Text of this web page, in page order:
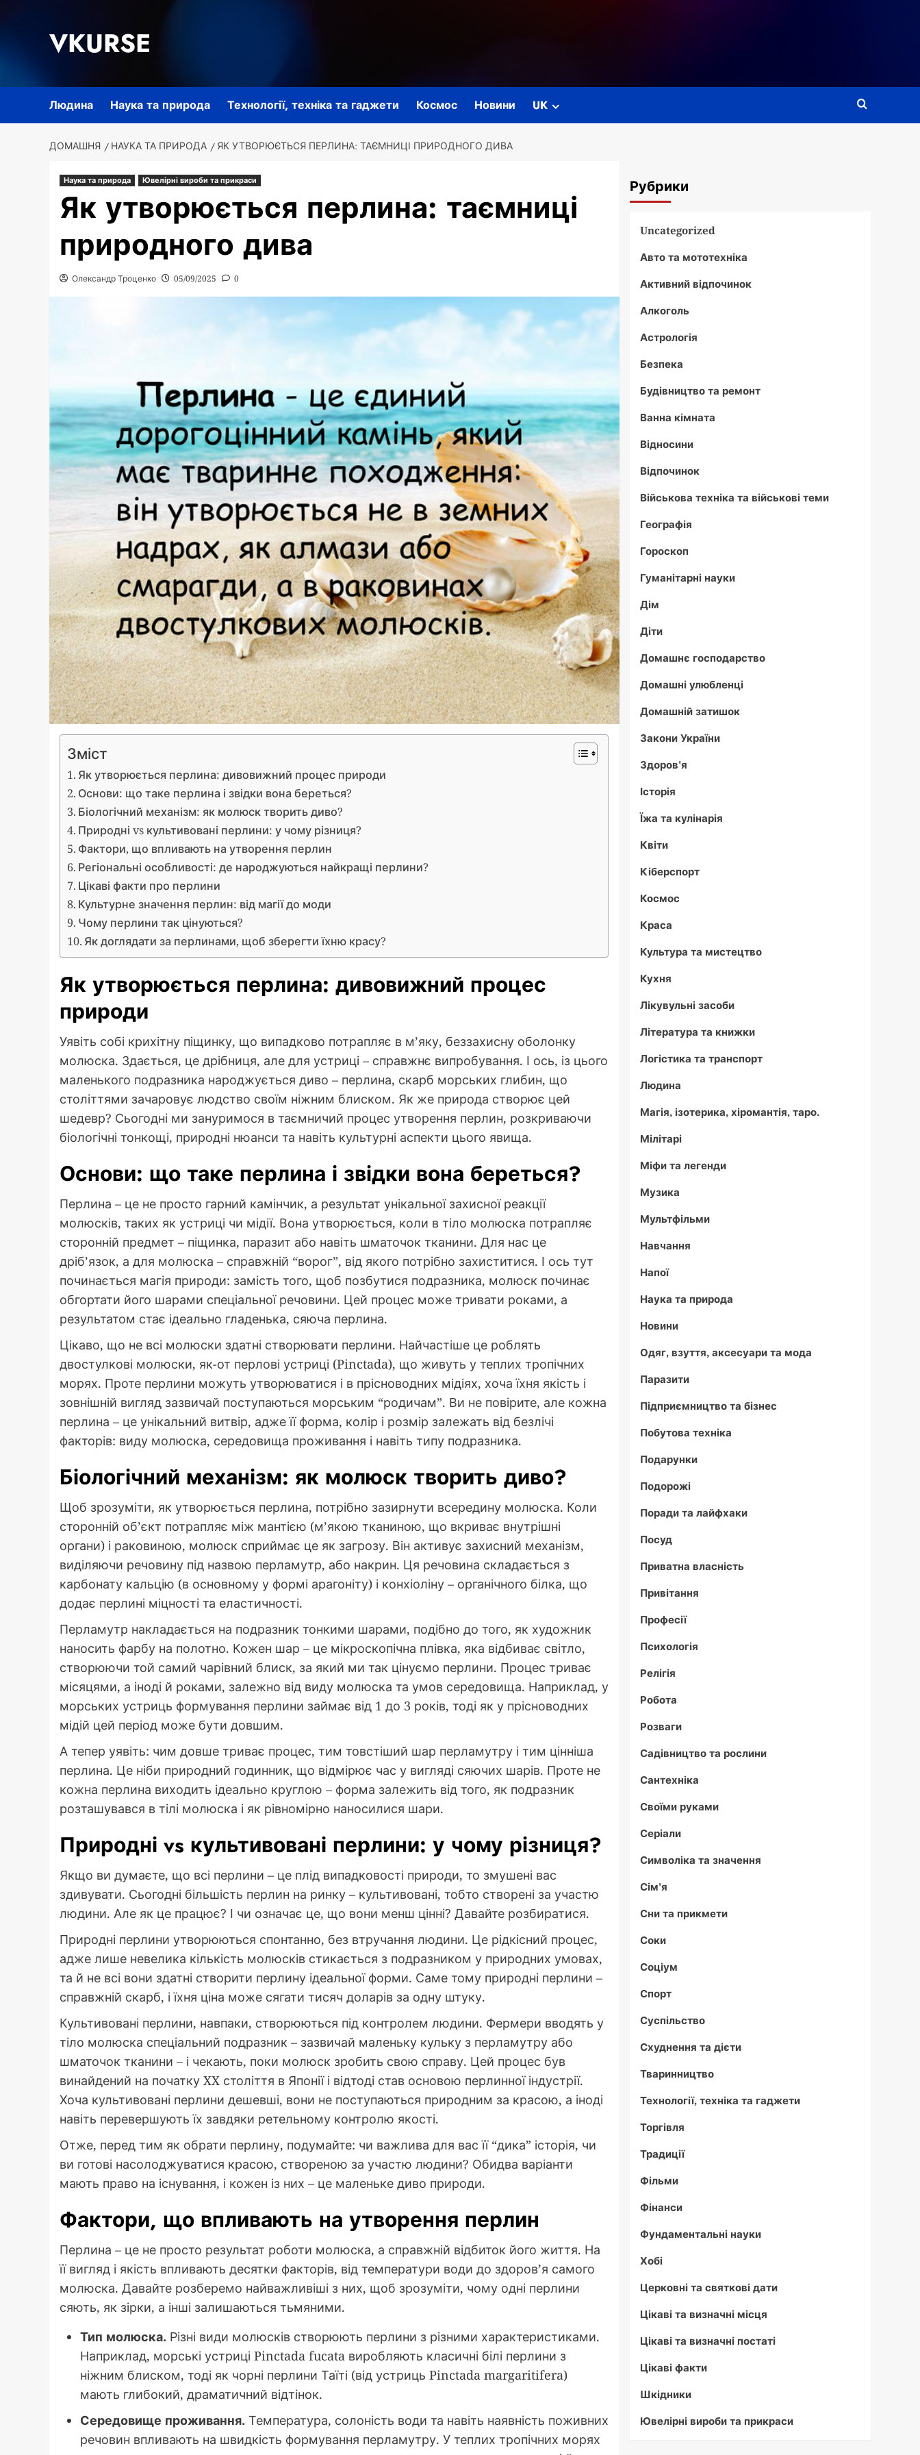
VKURSE
Людина Наука та природа Технології, техніка та гаджети Космос Новини UK
ДОМАШНЯ НАУКА ТА ПРИРОДА ЯК УТВОРЮЄТЬСЯ ПЕРЛИНА: ТАЄМНИЦІ ПРИРОДНОГО ДИВА
Наука та природа Ювелірні вироби та прикраси
Як утворюється перлина: таємниці
природного дива
Олександр Троценко 05/09/2025 0
Зміст
Як утворюється перлина: дивовижний процес природи
Основи: що таке перлина і звідки вона береться?
Біологічний механізм: як молюск творить диво?
Природні vs культивовані перлини: у чому різниця?
Фактори, що впливають на утворення перлин
Регіональні особливості: де народжуються найкращі перлини?
Цікаві факти про перлини
Культурне значення перлин: від магії до моди
Чому перлини так цінуються?
Як доглядати за перлинами, щоб зберегти їхню красу?
Як утворюється перлина: дивовижний процес
природи
Уявіть собі крихітну піщинку, що випадково потрапляє в м’яку, беззахисну оболонку
молюска. Здається, це дрібниця, але для устриці – справжнє випробування. І ось, із цього
маленького подразника народжується диво – перлина, скарб морських глибин, що
століттями зачаровує людство своїм ніжним блиском. Як же природа створює цей
шедевр? Сьогодні ми зануримося в таємничий процес утворення перлин, розкриваючи
біологічні тонкощі, природні нюанси та навіть культурні аспекти цього явища.
Основи: що таке перлина і звідки вона береться?
Перлина – це не просто гарний камінчик, а результат унікальної захисної реакції
молюсків, таких як устриці чи мідії. Вона утворюється, коли в тіло молюска потрапляє
сторонній предмет – піщинка, паразит або навіть шматочок тканини. Для нас це
дріб’язок, а для молюска – справжній “ворог”, від якого потрібно захиститися. І ось тут
починається магія природи: замість того, щоб позбутися подразника, молюск починає
обгортати його шарами спеціальної речовини. Цей процес може тривати роками, а
результатом стає ідеально гладенька, сяюча перлина.
Цікаво, що не всі молюски здатні створювати перлини. Найчастіше це роблять
двостулкові молюски, як-от перлові устриці (Pinctada), що живуть у теплих тропічних
морях. Проте перлини можуть утворюватися і в прісноводних мідіях, хоча їхня якість і
зовнішній вигляд зазвичай поступаються морським “родичам”. Ви не повірите, але кожна
перлина – це унікальний витвір, адже її форма, колір і розмір залежать від безлічі
факторів: виду молюска, середовища проживання і навіть типу подразника.
Біологічний механізм: як молюск творить диво?
Щоб зрозуміти, як утворюється перлина, потрібно зазирнути всередину молюска. Коли
сторонній об’єкт потрапляє між мантією (м’якою тканиною, що вкриває внутрішні
органи) і раковиною, молюск сприймає це як загрозу. Він активує захисний механізм,
виділяючи речовину під назвою перламутр, або накрин. Ця речовина складається з
карбонату кальцію (в основному у формі арагоніту) і конхіоліну – органічного білка, що
додає перлині міцності та еластичності.
Перламутр накладається на подразник тонкими шарами, подібно до того, як художник
наносить фарбу на полотно. Кожен шар – це мікроскопічна плівка, яка відбиває світло,
створюючи той самий чарівний блиск, за який ми так цінуємо перлини. Процес триває
місяцями, а іноді й роками, залежно від виду молюска та умов середовища. Наприклад, у
морських устриць формування перлини займає від 1 до 3 років, тоді як у прісноводних
мідій цей період може бути довшим.
А тепер уявіть: чим довше триває процес, тим товстіший шар перламутру і тим цінніша
перлина. Це ніби природний годинник, що відмірює час у вигляді сяючих шарів. Проте не
кожна перлина виходить ідеально круглою – форма залежить від того, як подразник
розташувався в тілі молюска і як рівномірно наносилися шари.
Природні vs культивовані перлини: у чому різниця?
Якщо ви думаєте, що всі перлини – це плід випадковості природи, то змушені вас
здивувати. Сьогодні більшість перлин на ринку – культивовані, тобто створені за участю
людини. Але як це працює? І чи означає це, що вони менш цінні? Давайте розбиратися.
Природні перлини утворюються спонтанно, без втручання людини. Це рідкісний процес,
адже лише невелика кількість молюсків стикається з подразником у природних умовах,
та й не всі вони здатні створити перлину ідеальної форми. Саме тому природні перлини –
справжній скарб, і їхня ціна може сягати тисяч доларів за одну штуку.
Культивовані перлини, навпаки, створюються під контролем людини. Фермери вводять у
тіло молюска спеціальний подразник – зазвичай маленьку кульку з перламутру або
шматочок тканини – і чекають, поки молюск зробить свою справу. Цей процес був
винайдений на початку XX століття в Японії і відтоді став основою перлинної індустрії.
Хоча культивовані перлини дешевші, вони не поступаються природним за красою, а іноді
навіть перевершують їх завдяки ретельному контролю якості.
Отже, перед тим як обрати перлину, подумайте: чи важлива для вас її “дика” історія, чи
ви готові насолоджуватися красою, створеною за участю людини? Обидва варіанти
мають право на існування, і кожен із них – це маленьке диво природи.
Фактори, що впливають на утворення перлин
Перлина – це не просто результат роботи молюска, а справжній відбиток його життя. На
її вигляд і якість впливають десятки факторів, від температури води до здоров’я самого
молюска. Давайте розберемо найважливіші з них, щоб зрозуміти, чому одні перлини
сяють, як зірки, а інші залишаються тьмяними.
Тип молюска. Різні види молюсків створюють перлини з різними характеристиками.
Наприклад, морські устриці Pinctada fucata виробляють класичні білі перлини з
ніжним блиском, тоді як чорні перлини Таїті (від устриць Pinctada margaritifera)
мають глибокий, драматичний відтінок.
Середовище проживання. Температура, солоність води та навіть наявність поживних
речовин впливають на швидкість формування перламутру. У теплих тропічних морях
Рубрики
Uncategorized
Авто та мототехніка
Активний відпочинок
Алкоголь
Астрологія
Безпека
Будівництво та ремонт
Ванна кімната
Відносини
Відпочинок
Військова техніка та військові теми
Географія
Гороскоп
Гуманітарні науки
Дім
Діти
Домашнє господарство
Домашні улюбленці
Домашній затишок
Закони України
Здоров'я
Історія
Їжа та кулінарія
Квіти
Кіберспорт
Космос
Краса
Культура та мистецтво
Кухня
Лікувульні засоби
Література та книжки
Логістика та транспорт
Людина
Магія, ізотерика, хіромантія, таро.
Мілітарі
Міфи та легенди
Музика
Мультфільми
Навчання
Напої
Наука та природа
Новини
Одяг, взуття, аксесуари та мода
Паразити
Підприємництво та бізнес
Побутова техніка
Подарунки
Подорожі
Поради та лайфхаки
Посуд
Приватна власність
Привітання
Професії
Психологія
Релігія
Робота
Розваги
Садівництво та рослини
Сантехніка
Своїми руками
Серіали
Символіка та значення
Сім'я
Сни та прикмети
Соки
Соціум
Спорт
Суспільство
Схуднення та дієти
Тваринництво
Технології, техніка та гаджети
Торгівля
Традиції
Фільми
Фінанси
Фундаментальні науки
Хобі
Церковні та святкові дати
Цікаві та визначні місця
Цікаві та визначні постаті
Цікаві факти
Шкідники
Ювелірні вироби та прикраси